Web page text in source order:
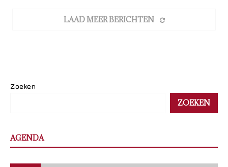
LAAD MEER BERICHTEN
Zoeken
ZOEKEN
AGENDA